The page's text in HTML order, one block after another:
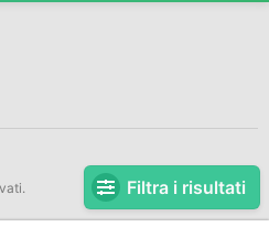
Filtra i risultati